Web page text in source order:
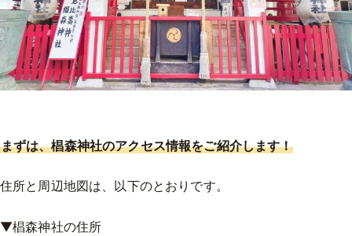
まずは、椙森神社のアクセス情報をご紹介します！
住所と周辺地図は、以下のとおりです。
▼椙森神社の住所